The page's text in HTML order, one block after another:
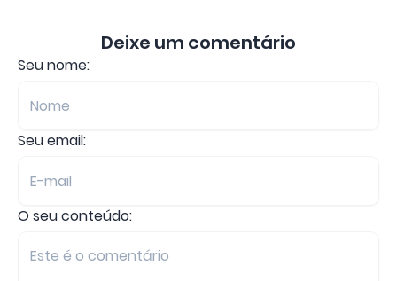
Deixe um comentário
Seu nome:
Seu email:
O seu conteúdo: